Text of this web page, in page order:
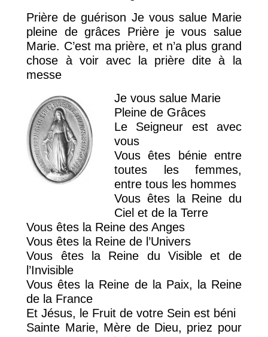
Prière de guérison Je vous salue Marie
pleine de grâces Prière je vous salue
Marie. C’est ma prière, et n’a plus grand
chose à voir avec la prière dite à la
messe
Je vous salue Marie
Pleine de Grâces
Le Seigneur est avec
vous
Vous êtes bénie entre
toutes les femmes,
entre tous les hommes
Vous êtes la Reine du
Ciel et de la Terre
Vous êtes la Reine des Anges
Vous êtes la Reine de l’Univers
Vous êtes la Reine du Visible et de
l’Invisible
Vous êtes la Reine de la Paix, la Reine
de la France
Et Jésus, le Fruit de votre Sein est béni
Sainte Marie, Mère de Dieu, priez pour